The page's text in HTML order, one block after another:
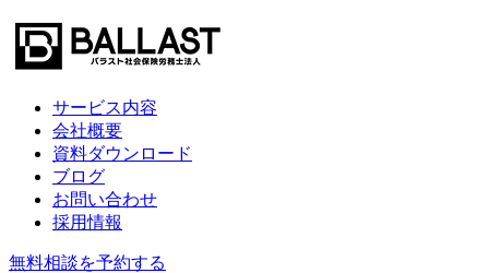
サービス内容
会社概要
資料ダウンロード
ブログ
お問い合わせ
採用情報
無料相談を予約する